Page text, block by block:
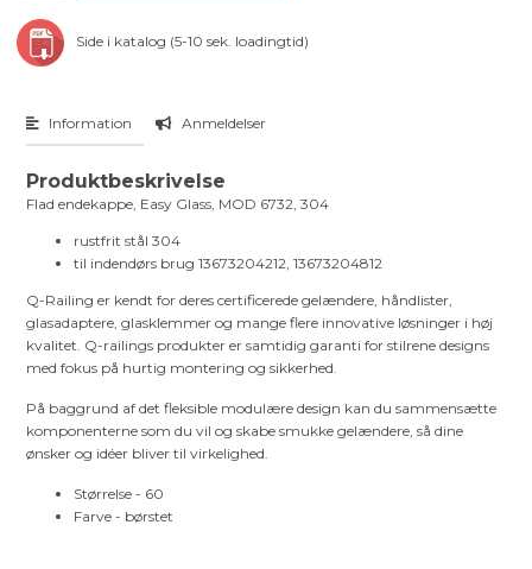
Side i katalog (5-10 sek. loadingtid)
Information Anmeldelser
Produktbeskrivelse
Flad endekappe, Easy Glass, MOD 6732, 304
rustfrit stål 304
til indendørs brug 13673204212, 13673204812
Q-Railing er kendt for deres certificerede gelændere, håndlister,
glasadaptere, glasklemmer og mange flere innovative løsninger i høj
kvalitet. Q-railings produkter er samtidig garanti for stilrene designs
med fokus på hurtig montering og sikkerhed.
På baggrund af det fleksible modulære design kan du sammensætte
komponenterne som du vil og skabe smukke gelændere, så dine
ønsker og idéer bliver til virkelighed.
Størrelse - 60
Farve - børstet